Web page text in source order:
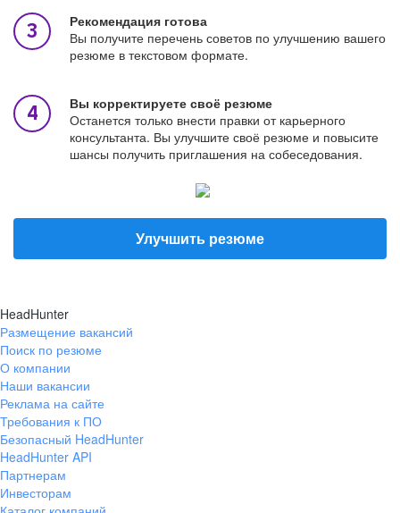
Рекомендация готова
Вы получите перечень советов по улучшению вашего
резюме в текстовом формате.
Вы корректируете своё резюме
Останется только внести правки от карьерного
консультанта. Вы улучшите своё резюме и повысите
шансы получить приглашения на собеседования.
Улучшить резюме
HeadHunter
Размещение вакансий
Поиск по резюме
О компании
Наши вакансии
Реклама на сайте
Требования к ПО
Безопасный HeadHunter
HeadHunter API
Партнерам
Инвесторам